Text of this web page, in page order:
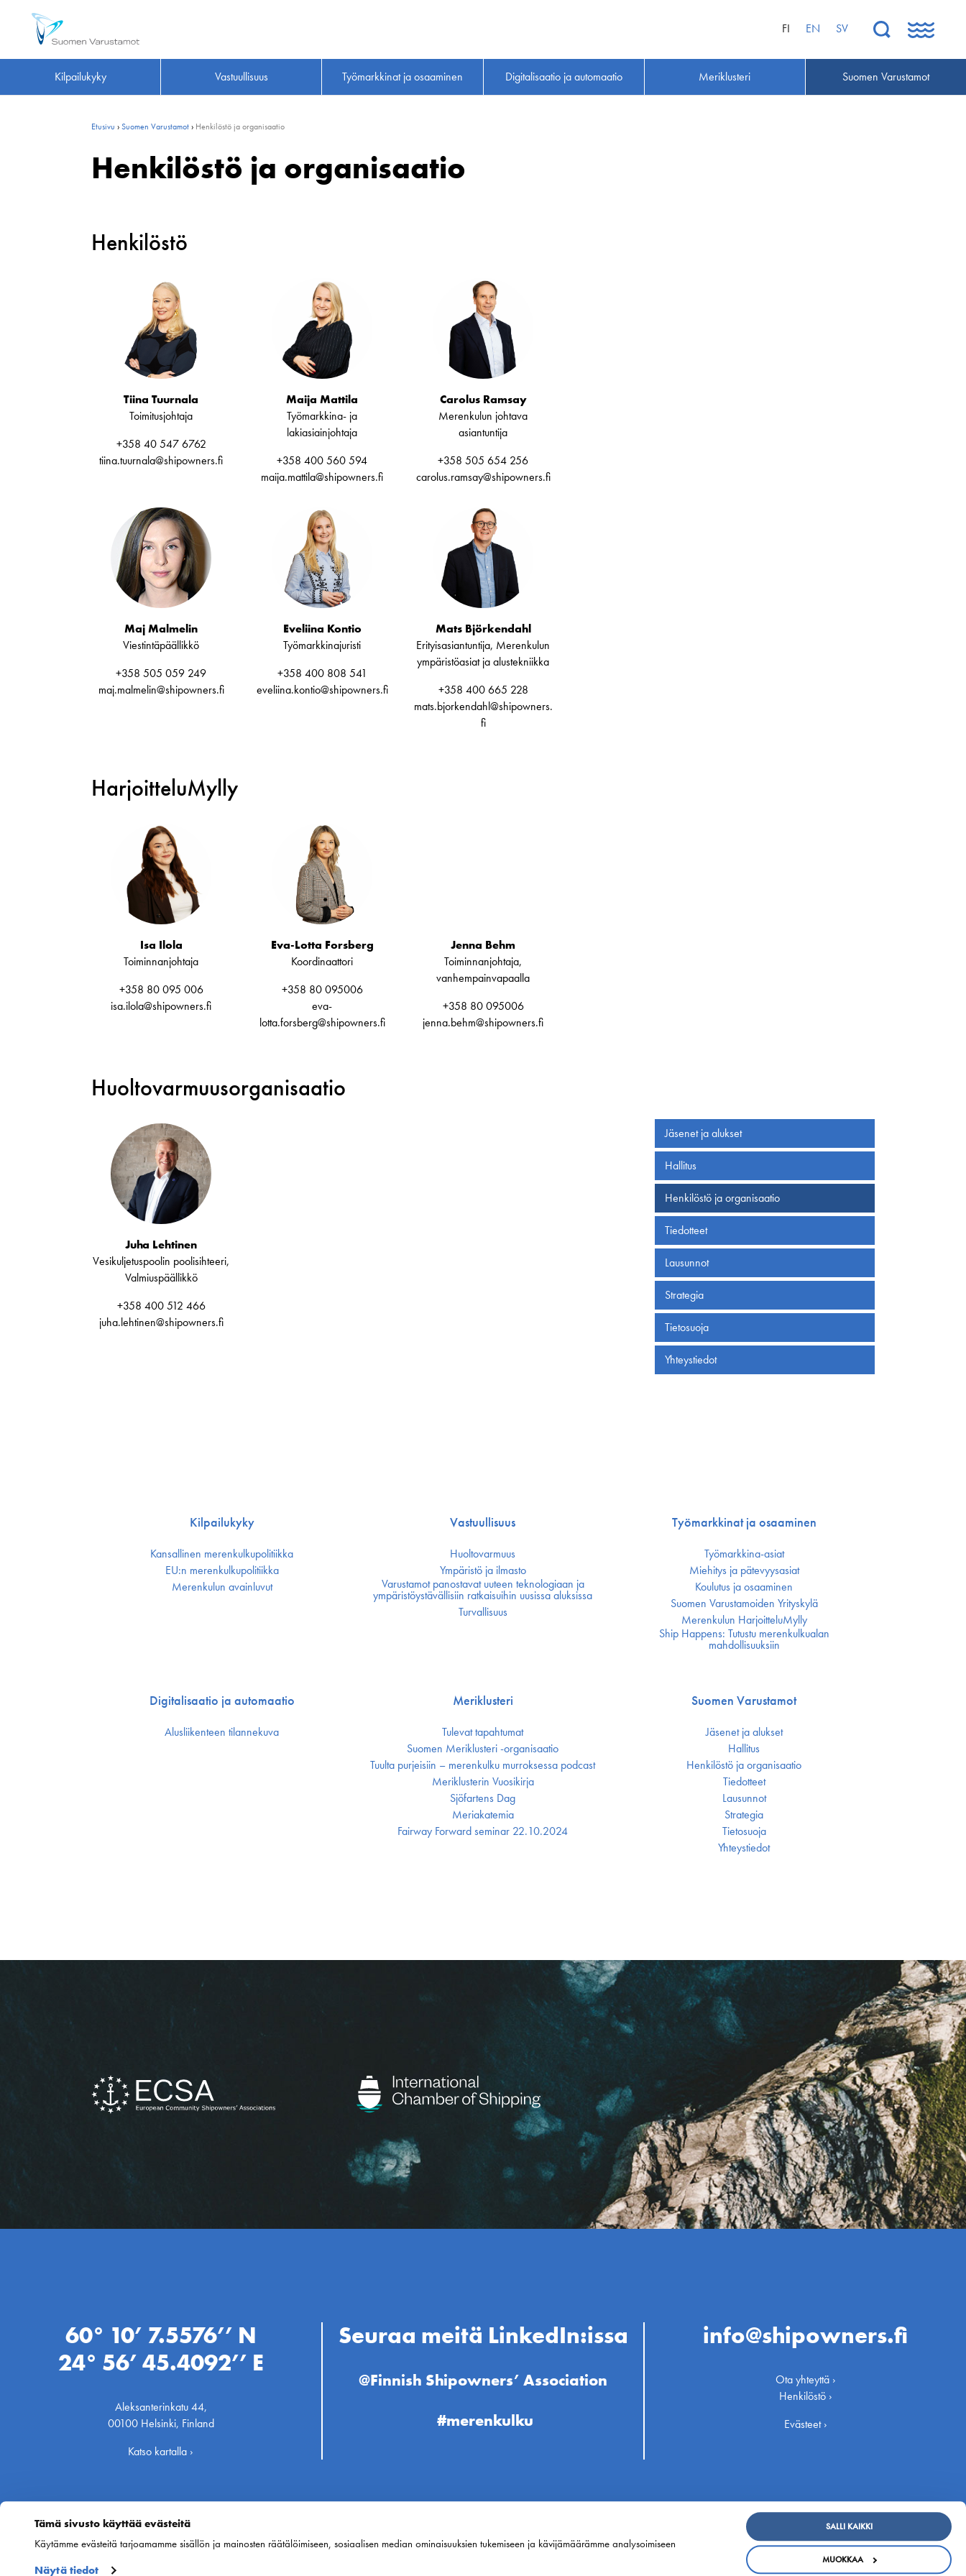
Tämä sivusto käyttää evästeitä
Käytämme evästeitä tarjoamamme sisällön ja mainosten räätälöimiseen, sosiaalisen median ominaisuuksien tukemiseen ja kävijämäärämme analysoimiseen
Näytä tiedot
SALLI KAIKKI
MUOKKAA
FI EN SV
Kilpailukyky Vastuullisuus Työmarkkinat ja osaaminen Digitalisaatio ja automaatio Meriklusteri Suomen Varustamot
Etusivu ›Suomen Varustamot› Henkilöstö ja organisaatio
Henkilöstö ja organisaatio
Henkilöstö
Tiina Tuurnala
Toimitusjohtaja
+358 40 547 6762
tiina.tuurnala@shipowners.fi
Maija Mattila
Työmarkkina- ja
lakiasiainjohtaja
+358 400 560 594
maija.mattila@shipowners.fi
Carolus Ramsay
Merenkulun johtava
asiantuntija
+358 505 654 256
carolus.ramsay@shipowners.fi
Maj Malmelin
Viestintäpäällikkö
+358 505 059 249
maj.malmelin@shipowners.fi
Eveliina Kontio
Työmarkkinajuristi
+358 400 808 541
eveliina.kontio@shipowners.fi
Mats Björkendahl
Erityisasiantuntija, Merenkulun
ympäristöasiat ja alustekniikka
+358 400 665 228
mats.bjorkendahl@shipowners.
fi
HarjoitteluMylly
Isa Ilola
Toiminnanjohtaja
+358 80 095 006
isa.ilola@shipowners.fi
Eva-Lotta Forsberg
Koordinaattori
+358 80 095006
eva-
lotta.forsberg@shipowners.fi
Jenna Behm
Toiminnanjohtaja,
vanhempainvapaalla
+358 80 095006
jenna.behm@shipowners.fi
Huoltovarmuusorganisaatio
Juha Lehtinen
Vesikuljetuspoolin poolisihteeri,
Valmiuspäällikkö
+358 400 512 466
juha.lehtinen@shipowners.fi
Jäsenet ja alukset
Hallitus
Henkilöstö ja organisaatio
Tiedotteet
Lausunnot
Strategia
Tietosuoja
Yhteystiedot
Kilpailukyky
Kansallinen merenkulku­politiikka
EU:n merenkulku­politiikka
Merenkulun avainluvut
Vastuullisuus
Huoltovarmuus
Ympäristö ja ilmasto
Varustamot panostavat uuteen teknologiaan ja
ympäristöystävällisiin ratkaisuihin uusissa aluksissa
Turvallisuus
Työmarkkinat ja osaaminen
Työmarkkina-asiat
Miehitys ja pätevyys­asiat
Koulutus ja osaaminen
Suomen Varustamoiden Yrityskylä
Merenkulun HarjoitteluMylly
Ship Happens: Tutustu merenkulkualan
mahdollisuuksiin
Digitalisaatio ja automaatio
Alusliikenteen tilannekuva
Meriklusteri
Tulevat tapahtumat
Suomen Meriklusteri -organisaatio
Tuulta purjeisiin – merenkulku murroksessa podcast
Meriklusterin Vuosikirja
Sjöfartens Dag
Meriakatemia
Fairway Forward seminar 22.10.2024
Suomen Varustamot
Jäsenet ja alukset
Hallitus
Henkilöstö ja organisaatio
Tiedotteet
Lausunnot
Strategia
Tietosuoja
Yhteystiedot
60° 10’ 7.5576’’ N
24° 56’ 45.4092’’ E
Aleksanterinkatu 44,
00100 Helsinki, Finland
Katso kartalla ›
Seuraa meitä LinkedIn:issa
@Finnish Shipowners’ Association
#merenkulku
info@shipowners.fi
Ota yhteyttä ›
Henkilöstö ›
Evästeet ›